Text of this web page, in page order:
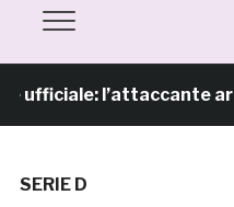
l’attaccante
SERIE D